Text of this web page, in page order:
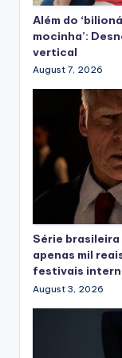
Além do
mocinha’:
vertical
August 7, 2026
Série
apenas mil
festivais
August 3, 2026